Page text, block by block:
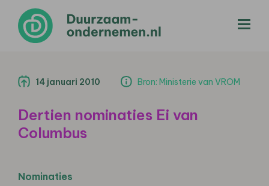
14 januari 2010 Bron: Ministerie van VROM
Dertien nominaties Ei van
Columbus
Nominaties